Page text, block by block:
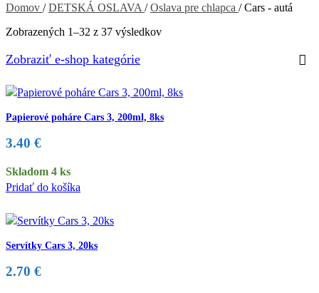
Domov / DETSKÁ OSLAVA / Oslava pre chlapca / Cars - autá
Zobrazených 1–32 z 37 výsledkov
Zobraziť e-shop kategórie
Papierové poháre Cars 3, 200ml, 8ks
3.40 €
Skladom 4 ks
Pridať do košíka
Servítky Cars 3, 20ks
2.70 €